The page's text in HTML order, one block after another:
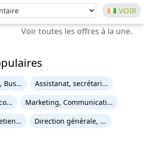
Bus...
Assistanat, secrétari...
Marketing, Communicati...
Direction générale, ...